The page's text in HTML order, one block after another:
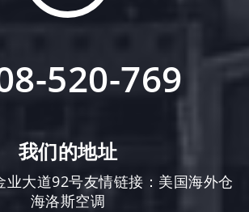
520-769
我们的地址
大道92号友情链接： 美国海外仓
海洛斯空调